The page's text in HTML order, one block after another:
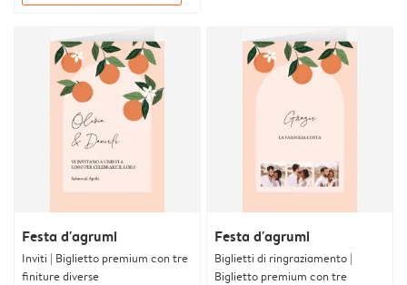
Festa d'agrumi
Inviti | Biglietto premium con tre
finiture diverse
Festa d'agrumi
Biglietti di ringraziamento |
Biglietto premium con tre